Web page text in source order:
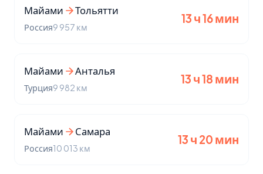
Майами Тольятти
Россия9 957 км
13 ч 16 мин
Майами Анталья
Турция9 982 км
13 ч 18 мин
Майами Самара
Россия10 013 км
13 ч 20 мин